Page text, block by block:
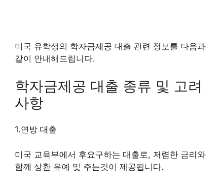
미국 유학생의 학자금제공 대출 관련 정보를 다음과
같이 안내해드립니다.
학자금제공 대출 종류 및 고려
사항
1.연방 대출
미국 교육부에서 후요구하는 대출로, 저렴한 금리와
함께 상환 유예 및 주는것이 제공됩니다.